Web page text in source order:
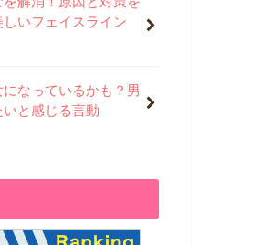
しいフェイスライン
なっているかも？男
と感じる言動